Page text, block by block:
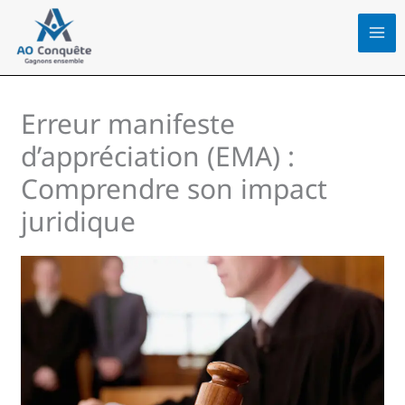
contenu
Erreur manifeste
d’appréciation (EMA) :
Comprendre son impact
juridique